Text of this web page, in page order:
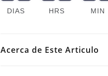
DIAS HRS MIN
Acerca de Este Articulo